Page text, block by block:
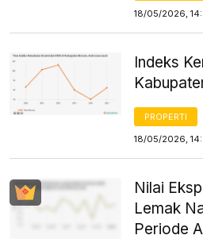
18/05/2026,
Indeks
PROPERTI
18/05/2026,
Nilai
Lemak
Periode